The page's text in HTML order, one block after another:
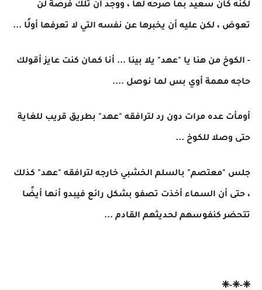
لكنه كان سعيد بما صرحه لها ، ووجد أن تلك فرصة لن
تعوض ، لكن عليه أن يخبرها عن نفسه التي لا تعرفها أولًا ...
- الكوخ من هنا يا "عهد" يلا بينا ... أنا كمان كنت عايز أقولك
حاجه مهمة أوي بس لما نوصل ....
أومأت عده مرات دون رد لترافقه "عهد" بطريق قريب للغاية
حتى وصلا للكوخ ...
جلس "معتصم" بالسلم الخشبي خارجه لترافقه "عهد" كذلك
، حتى أن السماء أخذت تصفو بشكل رائع فيبدو أنها أيضًا
تتحضر كنفوسهم لحديثهم القادم ...
❈-❈-❈